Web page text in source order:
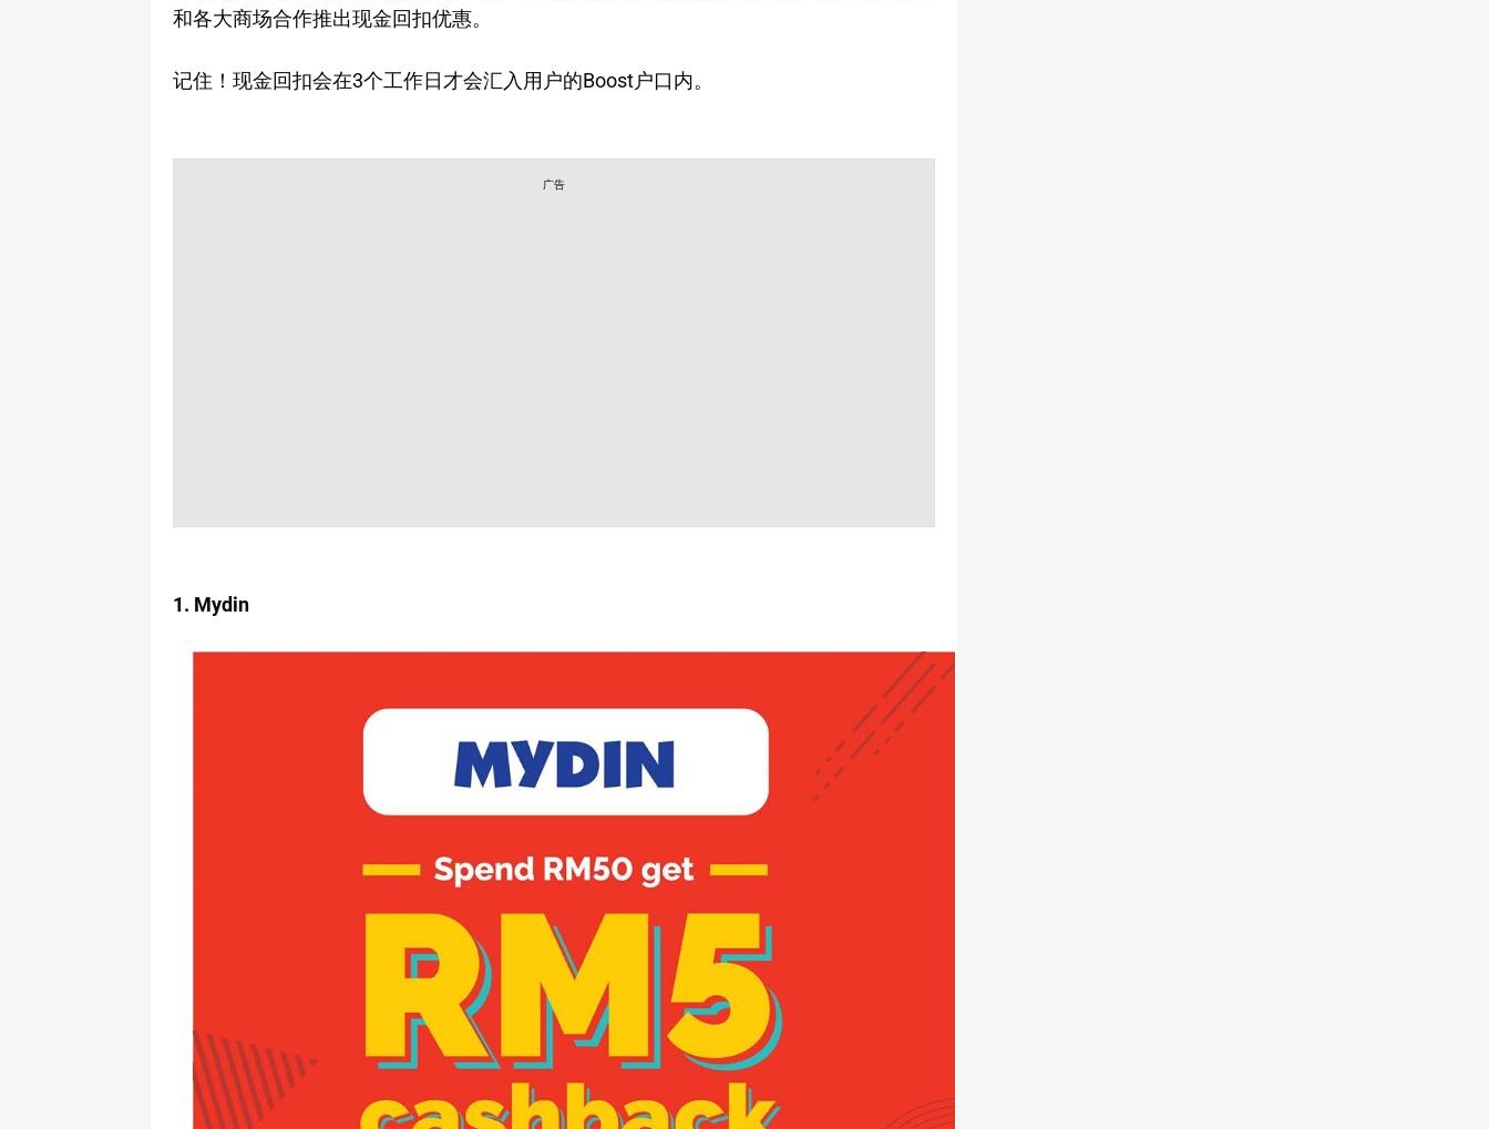
和各大商场合作推出现金回扣优惠。
记住！现金回扣会在3个工作日才会汇入用户的Boost户口内。
广告
1. Mydin